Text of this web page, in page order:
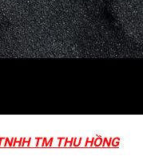
TM THU HỒNG